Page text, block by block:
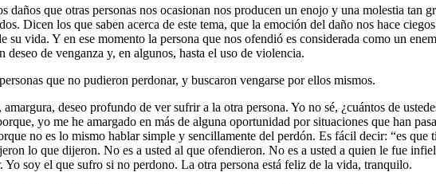
daños que otras personas nos ocasionan nos producen un enojo y una molestia
Dicen los que saben acerca de este tema, que la emoción del daño nos hace
vida. Y en ese momento la persona que nos ofendió es considerada como un
de venganza y, en algunos, hasta el uso de violencia.
que no pudieron perdonar, y buscaron vengarse por ellos mismos.
deseo profundo de ver sufrir a la otra persona. Yo no sé, ¿cuántos de
yo me he amargado en más de alguna oportunidad por situaciones que han
no es lo mismo hablar simple y sencillamente del perdón. Es fácil decir: “es que
lo que dijeron. No es a usted al que ofendieron. No es a usted a quien le fue
Yo soy el que sufro si no perdono. La otra persona está feliz de la vida, tranquilo.